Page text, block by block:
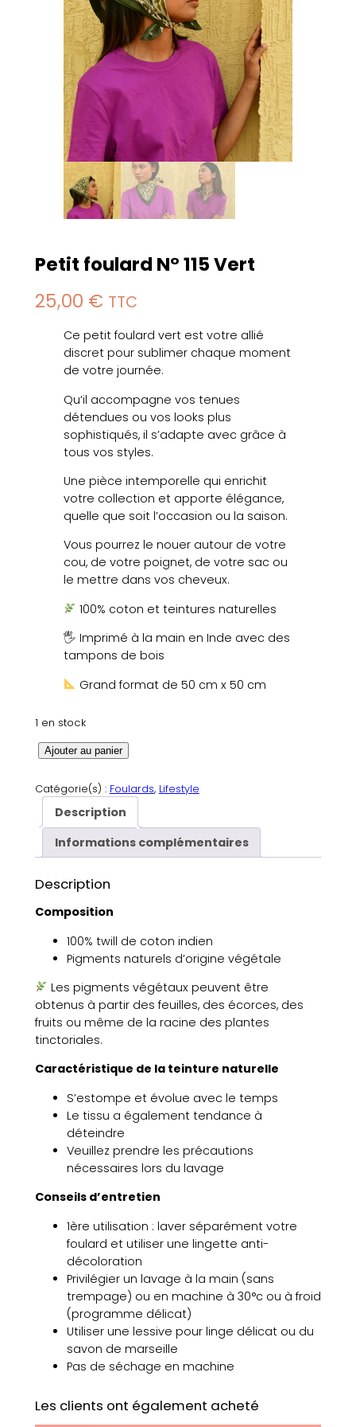
Petit foulard N° 115 Vert
25,00 € TTC
Ce petit foulard vert est votre allié
discret pour sublimer chaque moment
de votre journée.
Qu’il accompagne vos tenues
détendues ou vos looks plus
sophistiqués, il s’adapte avec grâce à
tous vos styles.
Une pièce intemporelle qui enrichit
votre collection et apporte élégance,
quelle que soit l’occasion ou la saison.
Vous pourrez le nouer autour de votre
cou, de votre poignet, de votre sac ou
le mettre dans vos cheveux.
100% coton et teintures naturelles
🖐️ Imprimé à la main en Inde avec des
tampons de bois
Grand format de 50 cm x 50 cm
1 en stock
q
a
t
d
e
t
f
o
u
l
5
Ajouter au panier
Catégorie(s) : Foulards, Lifestyle
Description
Informations complémentaires
Description
Composition
100% twill de coton indien
Pigments naturels d’origine végétale
Les pigments végétaux peuvent être
obtenus à partir des feuilles, des écorces, des
fruits ou même de la racine des plantes
tinctoriales.
Caractéristique de la teinture naturelle
S’estompe et évolue avec le temps
Le tissu a également tendance à
déteindre
Veuillez prendre les précautions
nécessaires lors du lavage
Conseils d’entretien
1ère utilisation : laver séparément votre
foulard et utiliser une lingette anti-
décoloration
Privilégier un lavage à la main (sans
trempage) ou en machine à 30°c ou à froid
(programme délicat)
Utiliser une lessive pour linge délicat ou du
savon de marseille
Pas de séchage en machine
Les clients ont également acheté